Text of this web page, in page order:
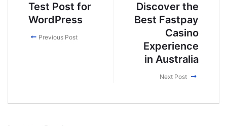
Test Post for
WordPress
Previous Post
Discover the
Best Fastpay
Casino
Experience
in Australia
Next Post